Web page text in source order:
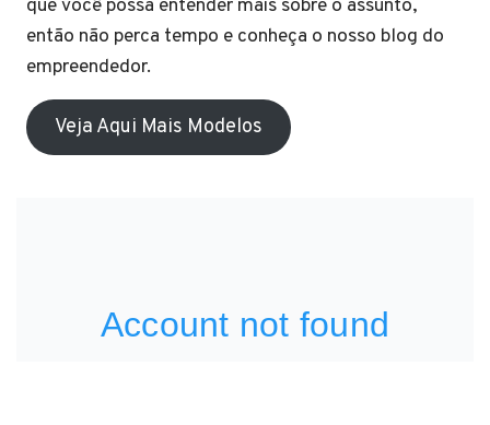
que você possa entender mais sobre o assunto,
então não perca tempo e conheça o nosso blog do
empreendedor.
Veja Aqui Mais Modelos